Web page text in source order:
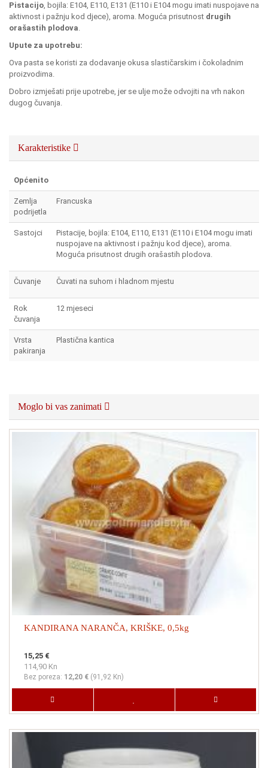
Pistacijo, bojila: E104, E110, E131 (E110 i E104 mogu imati nuspojave na
aktivnost i pažnju kod djece), aroma. Moguća prisutnost drugih
orašastih plodova.
Upute za upotrebu:
Ova pasta se koristi za dodavanje okusa slastičarskim i čokoladnim
proizvodima.
Dobro izmješati prije upotrebe, jer se ulje može odvojiti na vrh nakon
dugog čuvanja.
Karakteristike
Općenito
Zemlja
podrijetla
Francuska
Sastojci
Pistacije, bojila: E104, E110, E131 (E110 i E104 mogu imati
nuspojave na aktivnost i pažnju kod djece), aroma.
Moguća prisutnost drugih orašastih plodova.
Čuvanje Čuvati na suhom i hladnom mjestu
Rok
čuvanja
12 mjeseci
Vrsta
pakiranja
Plastična kantica
Moglo bi vas zanimati
KANDIRANA NARANČA, KRIŠKE, 0,5kg
15,25 €
114,90 Kn
Bez poreza: 12,20 € (91,92 Kn)